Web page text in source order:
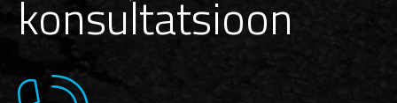
konsultatsioon